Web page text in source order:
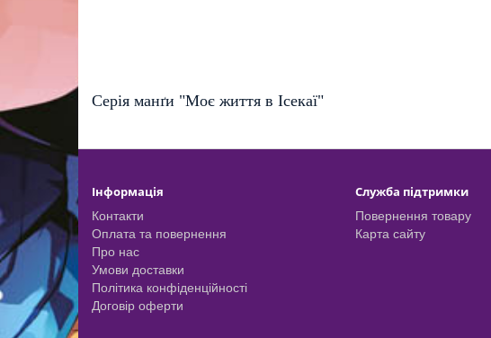
Серія манґи "Моє життя в Ісекаї"
Інформація
Контакти
Оплата та повернення
Про нас
Умови доставки
Політика конфіденційності
Договір оферти
Служба підтримки
Повернення товару
Карта сайту